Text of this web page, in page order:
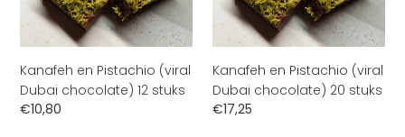
stuks
Kanafeh en Pistachio (viral
Dubai chocolate) 12 stuks
Normale
€10,80
stuks
Kanafeh en Pistachio (viral
Dubai chocolate) 20 stuks
Normale
€17,25